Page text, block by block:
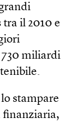
il 2010 e
730 miliardi
stampare
finanziaria,